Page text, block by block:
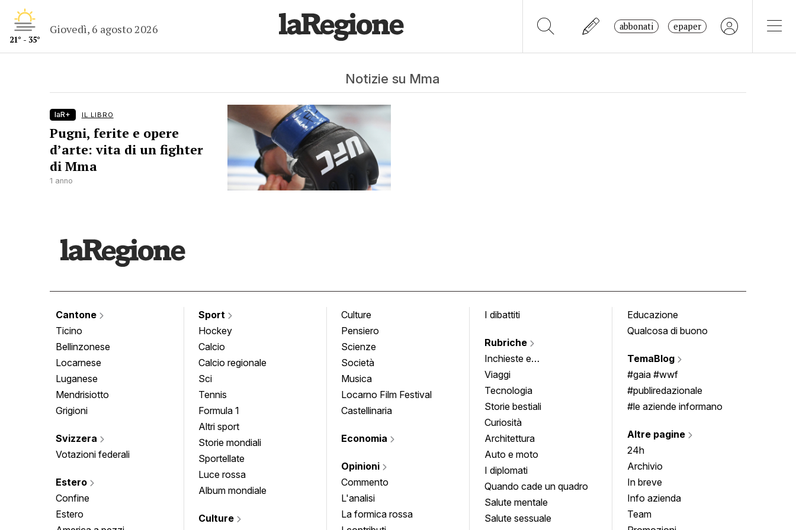
21° - 35°
Giovedì, 6 agosto 2026 abbonati epaper
Notizie su Mma
laR+ IL LIBRO
Pugni, ferite e opere
d’arte: vita di un fighter
di Mma
1 anno
Cantone
Ticino
Bellinzonese
Locarnese
Luganese
Mendrisiotto
Grigioni
Svizzera
Votazioni federali
Estero
Confine
Estero
Sport
Hockey
Calcio
Calcio regionale
Sci
Tennis
Formula 1
Altri sport
Storie mondiali
Sportellate
Luce rossa
Album mondiale
Culture
Culture
Pensiero
Scienze
Società
Musica
Locarno Film Festival
Castellinaria
Economia
Opinioni
Commento
L'analisi
La formica rossa
I dibattiti
Rubriche
Inchieste e
approfondimenti
Viaggi
Tecnologia
Storie bestiali
Curiosità
Architettura
Auto e moto
I diplomati
Quando cade un quadro
Salute mentale
Salute sessuale
Educazione
Qualcosa di buono
TemaBlog
#gaia #wwf
#publiredazionale
#le aziende informano
Altre pagine
24h
Archivio
In breve
Info azienda
Team